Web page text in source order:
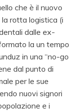
che è il nuovo
rotta logistica (i
dalle ex-
la un tempo
in una “no-go
dal punto di
per le sue
nuovi signori
e i